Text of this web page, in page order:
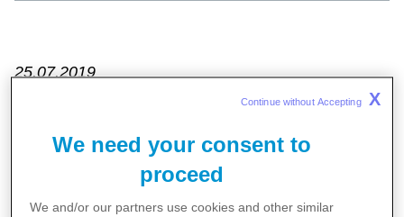
25.07.2019
2020 in Betrieb genommen werden
Berlin/Freiburg, 25. Juli 2019. Heute haben der
We need your consent to
proceed
We and/or our partners use cookies and other similar
Continue without Accepting X